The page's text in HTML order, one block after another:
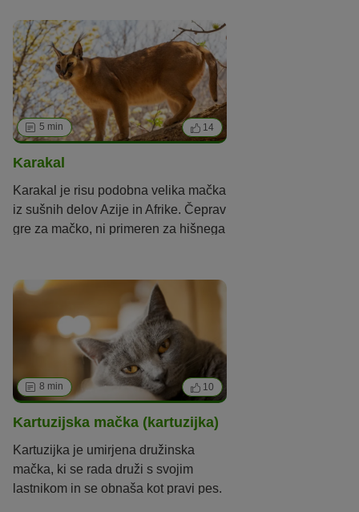
5 min 14
Karakal
Karakal je risu podobna velika mačka
iz sušnih delov Azije in Afrike. Čeprav
gre za mačko, ni primeren za hišnega
8 min 10
Kartuzijska mačka (kartuzijka)
Kartuzijka je umirjena družinska
mačka, ki se rada druži s svojim
lastnikom in se obnaša kot pravi pes.